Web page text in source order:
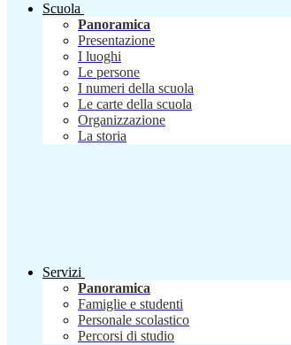
Scuola
Panoramica
Presentazione
I luoghi
Le persone
I numeri della scuola
Le carte della scuola
Organizzazione
La storia
Servizi
Panoramica
Famiglie e studenti
Personale scolastico
Percorsi di studio